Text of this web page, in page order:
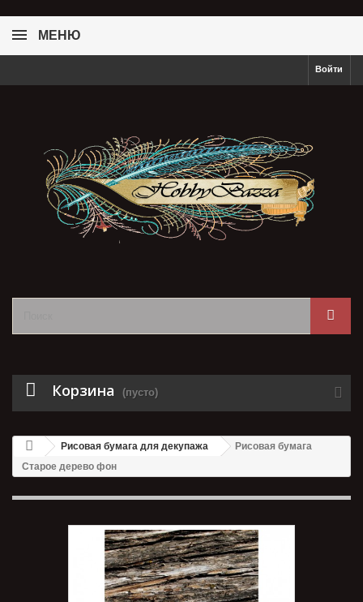
МЕНЮ
Войти
Корзина (пусто)
Рисовая бумага для декупажа
Рисовая бумага
Старое дерево фон